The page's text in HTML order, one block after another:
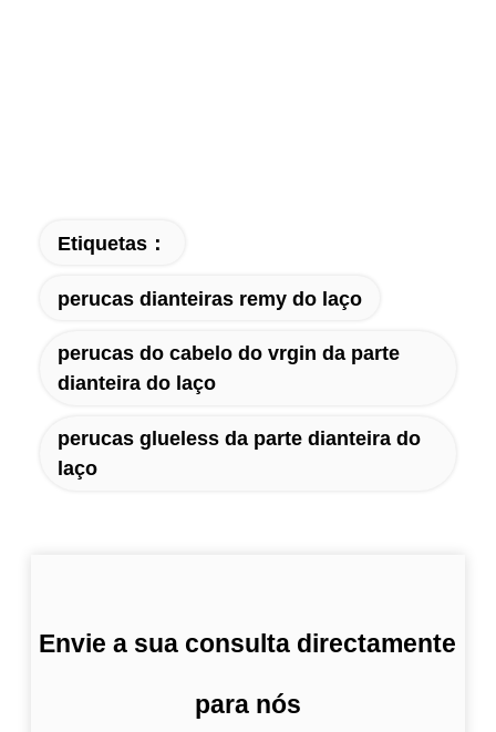
Etiquetas：
perucas dianteiras remy do laço
perucas do cabelo do vrgin da parte
dianteira do laço
perucas glueless da parte dianteira do
laço
Envie a sua consulta directamente
para nós